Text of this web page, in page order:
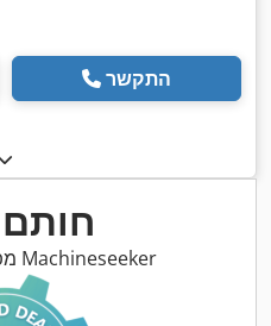
התקשר
מפיצים מוסמכים של Machineseeker